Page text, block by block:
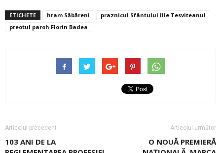
ETICHETE hram Săbăreni
praznicul Sfântului Ilie Tesviteanul
preotul paroh Florin Badea
Articolul precedent
103 ANI DE LA
Articolul următor
O NOUĂ PREMIERĂ